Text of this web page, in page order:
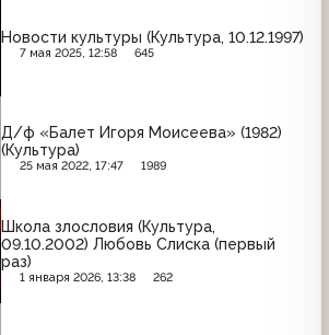
Новости культуры (Культура, 10.12.1997)
7 мая 2025, 12:58 645
Д/ф «Балет Игоря Моисеева» (1982)
(Культура)
25 мая 2022, 17:47 1989
Школа злословия (Культура,
09.10.2002) Любовь Слиска (первый
раз)
1 января 2026, 13:38 262